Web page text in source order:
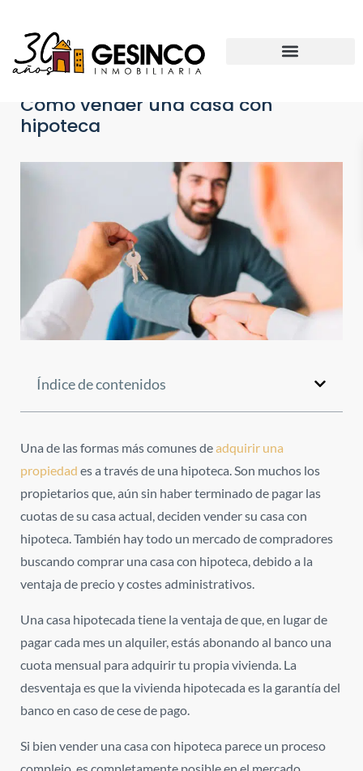
Cómo vender una casa con
hipoteca
Índice de contenidos
Una de las formas más comunes deadquirir una
propiedad es a través de una hipoteca. Son muchos los
propietarios que, aún sin haber terminado de pagar las
cuotas de su casa actual, decidenvender su casa con
hipoteca. También hay todo un mercado de compradores
buscando comprar una casa con hipoteca, debido a la
ventaja de precio y costes administrativos.
Una casa hipotecada tiene la ventaja de que, en lugar de
pagar cada mes un alquiler, estás abonando al banco una
cuota mensual para adquirir tu propia vivienda. La
desventaja es que la vivienda hipotecada es la garantía del
banco en caso de cese de pago.
Si bien vender una casa con hipoteca parece un proceso